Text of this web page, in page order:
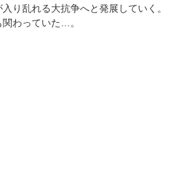
り乱れる大抗争へと発展していく。
わっていた…。